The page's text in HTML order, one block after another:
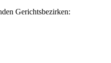
Gerichtsbezirken: